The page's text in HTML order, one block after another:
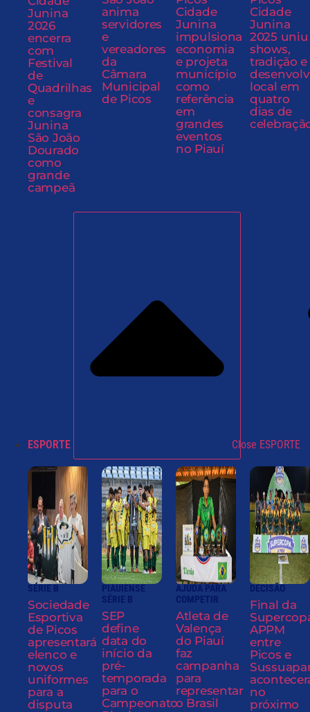
Junina
2026
encerra
com
Festival
de
Quadrilhas
e
consagra
Junina
São João
Dourado
como
grande
campeã
anima
servidores
e
vereadores
da
Câmara
Municipal
de Picos
Cidade
Junina
impulsiona
economia
e projeta
município
como
referência
em
grandes
eventos
no Piauí
Cidade
Junina
2025 uniu
shows,
tradição e
local em
quatro
dias de
ESPORTE Close ESPORTE
SÉRIE B
Sociedade
Esportiva
de Picos
apresentará
elenco e
novos
uniformes
para a
disputa
PIAUIENSE
SÉRIE B
SEP
define
data do
início da
pré-
temporada
para o
Campeonato
AJUDA PARA
COMPETIR
Atleta de
Valença
do Piauí
faz
campanha
para
representar
o Brasil
DECISÃO
Final da
APPM
entre
Picos e
no
próximo